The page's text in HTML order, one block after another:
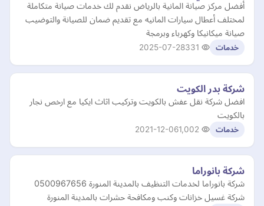
أفضل مركز صيانة المانية بالرياض نقدم لك خدمات صيانة متكاملة
لمختلف أعطال سيارات المانيه مع تقديم ضمان للصيانة والتوضيب
صيانة ميكانيكا وكهرباء وبرمجة
خدمات 2025-07-28
شركة بدر الكويت
افضل شركة نقل عفش بالكويت وتركيب اثاث ايكيا مع ارخص نجار
بالكويت
خدمات 2021-12-06
شركة بانوراما
شركة بانوراما لخدمات التنظيف بالمدينة المنورة 0500967656
شركة غسيل خزانات وكنب ومكافحة حشرات بالمدينة المنورة